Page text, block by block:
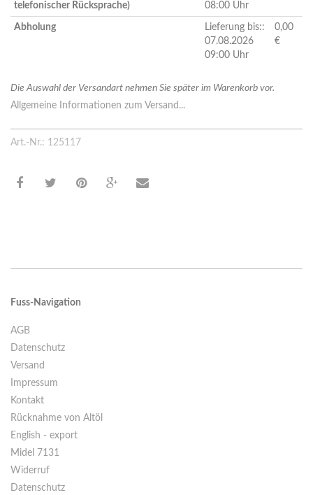
telefonischer Rücksprache)
08:00 Uhr
Abholung
Lieferung bis::
07.08.2026
09:00 Uhr
0,00
€
Die Auswahl der Versandart nehmen Sie später im Warenkorb vor.
Allgemeine Informationen zum Versand...
Art.-Nr.: 125117
Fuss-Navigation
AGB
Datenschutz
Versand
Impressum
Kontakt
Rücknahme von Altöl
English - export
Midel 7131
Widerruf
Datenschutz